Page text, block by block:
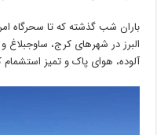
باران شب گذشته که تا سحرگاه
البرز در شهرهای کرج، ساوجبلاغ
آلوده، هوای پاک و تمیز استشمام